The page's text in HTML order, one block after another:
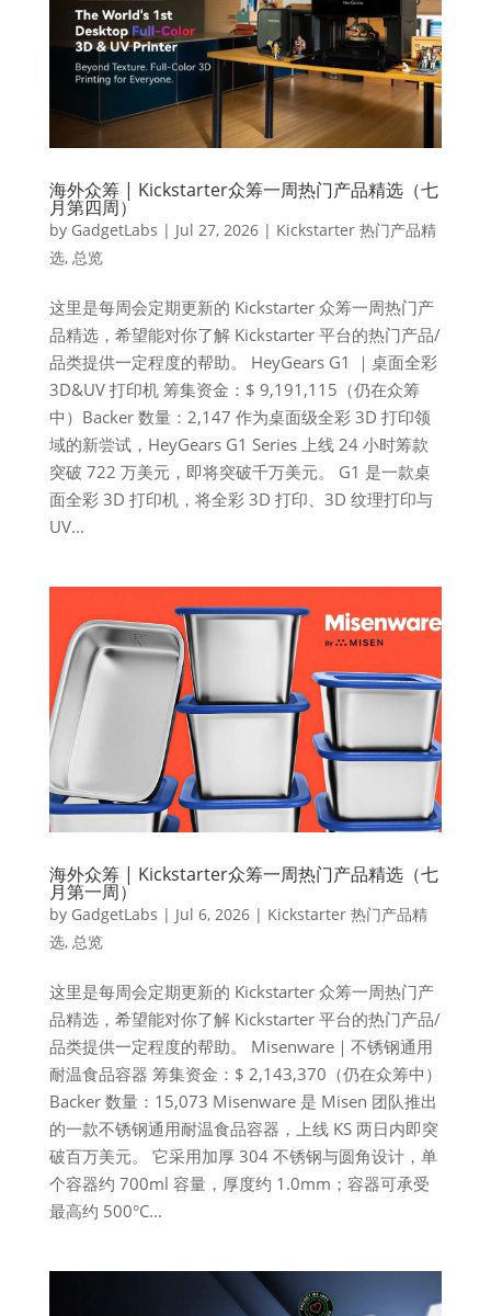
海外众筹 | Kickstarter众筹一周热门产品精选（七
月第四周）
by GadgetLabs | Jul 27, 2026| Kickstarter 热门产品精
选, 总览
这里是每周会定期更新的 Kickstarter 众筹一周热门产
品精选，希望能对你了解 Kickstarter 平台的热门产品/
品类提供一定程度的帮助。 HeyGears G1 ｜桌面全彩
3D&UV 打印机 筹集资金：$ 9,191,115（仍在众筹
中）Backer 数量：2,147 作为桌面级全彩 3D 打印领
域的新尝试，HeyGears G1 Series 上线 24 小时筹款
突破 722 万美元，即将突破千万美元。 G1 是一款桌
面全彩 3D 打印机，将全彩 3D 打印、3D 纹理打印与
UV...
海外众筹 | Kickstarter众筹一周热门产品精选（七
月第一周）
by GadgetLabs | Jul 6, 2026| Kickstarter 热门产品精
选, 总览
这里是每周会定期更新的 Kickstarter 众筹一周热门产
品精选，希望能对你了解 Kickstarter 平台的热门产品/
品类提供一定程度的帮助。 Misenware｜不锈钢通用
耐温食品容器 筹集资金：$ 2,143,370（仍在众筹中）
Backer 数量：15,073 Misenware 是 Misen 团队推出
的一款不锈钢通用耐温食品容器，上线 KS 两日内即突
破百万美元。 它采用加厚 304 不锈钢与圆角设计，单
个容器约 700ml 容量，厚度约 1.0mm；容器可承受
最高约 500°C...